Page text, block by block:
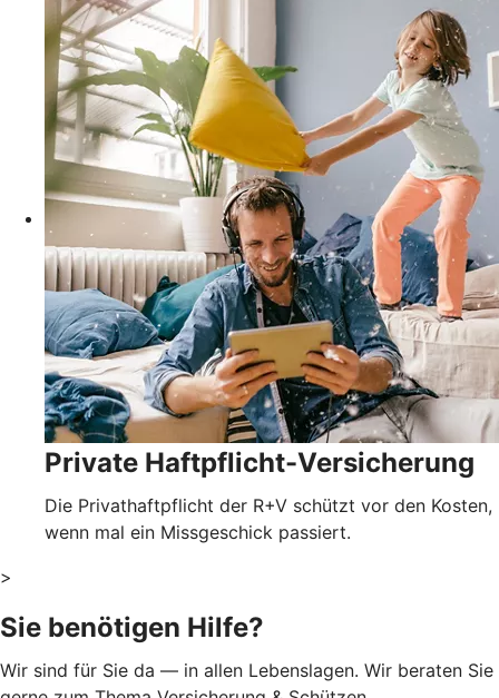
Private Haftpflicht-Versicherung
Die Privathaftpflicht der R+V schützt vor den Kosten,
wenn mal ein Missgeschick passiert.
>
Sie benötigen Hilfe?
Wir sind für Sie da — in allen Lebenslagen. Wir beraten Sie